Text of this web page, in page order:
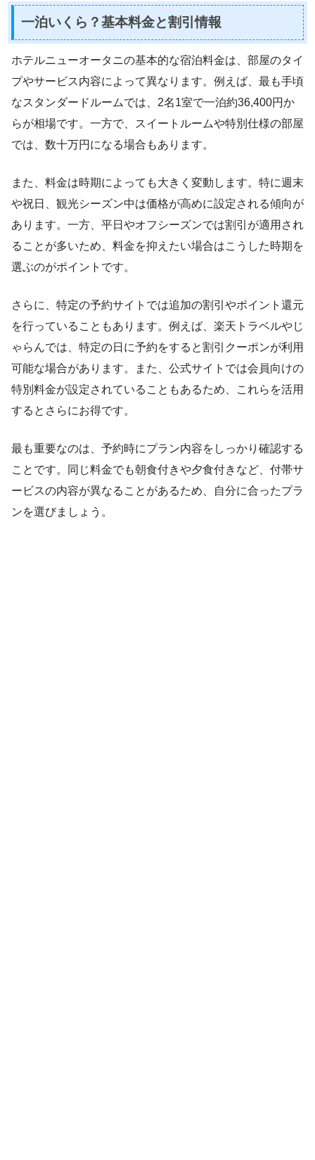
一泊いくら？基本料金と割引情報
ホテルニューオータニの基本的な宿泊料金は、部屋のタイ
プやサービス内容によって異なります。例えば、最も手頃
なスタンダードルームでは、2名1室で一泊約36,400円か
らが相場です。一方で、スイートルームや特別仕様の部屋
では、数十万円になる場合もあります。
また、料金は時期によっても大きく変動します。特に週末
や祝日、観光シーズン中は価格が高めに設定される傾向が
あります。一方、平日やオフシーズンでは割引が適用され
ることが多いため、料金を抑えたい場合はこうした時期を
選ぶのがポイントです。
さらに、特定の予約サイトでは追加の割引やポイント還元
を行っていることもあります。例えば、楽天トラベルやじ
ゃらんでは、特定の日に予約をすると割引クーポンが利用
可能な場合があります。また、公式サイトでは会員向けの
特別料金が設定されていることもあるため、これらを活用
するとさらにお得です。
最も重要なのは、予約時にプラン内容をしっかり確認する
ことです。同じ料金でも朝食付きや夕食付きなど、付帯サ
ービスの内容が異なることがあるため、自分に合ったプラ
ンを選びましょう。